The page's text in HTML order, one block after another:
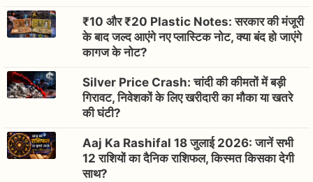
₹10 और ₹20 Plastic Notes: सरकार की मंजूरी
के बाद जल्द आएंगे नए प्लास्टिक नोट, क्या बंद हो जाएंगे
कागज के नोट?
Silver Price Crash: चांदी की कीमतों में बड़ी
गिरावट, निवेशकों के लिए खरीदारी का मौका या खतरे
की घंटी?
Aaj Ka Rashifal 18 जुलाई 2026: जानें सभी
12 राशियों का दैनिक राशिफल, किस्मत किसका देगी
साथ?